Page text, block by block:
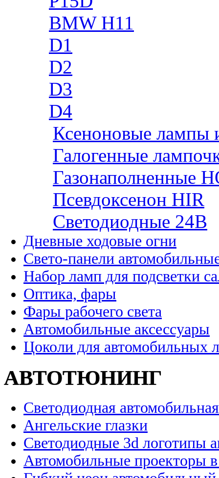
BMW H11
D1
D2
D3
D4
Ксеноновые лампы
Галогенные
Газонаполненные
Псевдоксенон HIR
Cветодиодные 24B
Дневные ходовые огни
Свето-панели
Набор ламп для подсветки
Оптика, фары
Фары рабочего света
Автомобильные аксессуары
Цоколи для автомобильных
АВТОТЮНИНГ
Светодиодная
Ангельские глазки
Светодиодные 3d логотипы
Автомобильные проекторы